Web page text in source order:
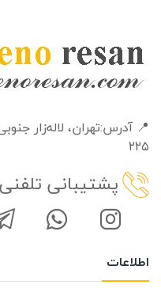
📍 آدرس:تهران، لاله‌زار
۲۲۵
پشتیبانی تلفنی
اطلاعات